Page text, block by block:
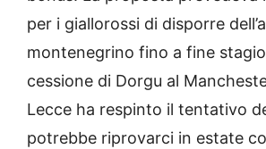
per i giallorossi di disporre
montenegrino fino a fine
cessione di Dorgu al
Lecce ha respinto il tentativo
potrebbe riprovarci in estate